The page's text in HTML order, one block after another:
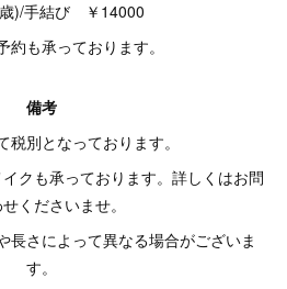
)/手結び ￥14000
約も承っております。
備考
税別となっております。
クも承っております。詳しくはお問
くださいませ。
長さによって異なる場合がございま
す。